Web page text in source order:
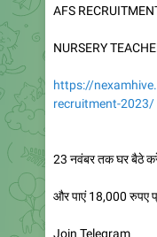
NURSERY
https://
और पाएं 18,000 रुपए
Join Telegram